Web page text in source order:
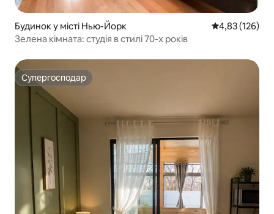
Будинок у місті Нью-Йорк Середня
4,83 (126)
Зелена кімната: студія в стилі 70-х років
Супергосподар
Супергосподар